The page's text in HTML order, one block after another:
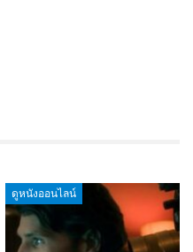
ดูหนังออนไลน์